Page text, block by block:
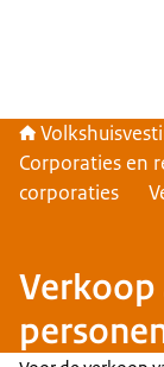
Corporaties en
corporaties